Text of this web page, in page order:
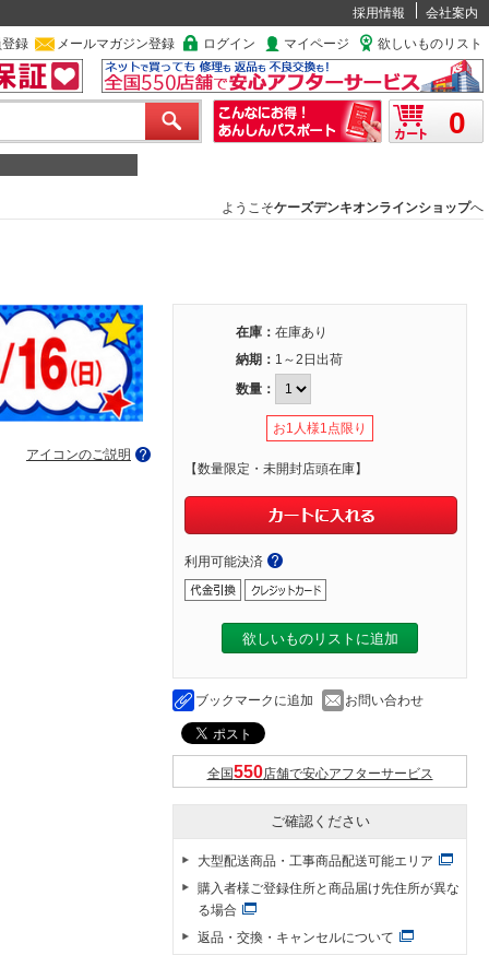
採用情報
会社案内
録 メールマガジン登録 ログイン マイページ 欲しいものリスト
0
ようこそケーズデンキオンラインショップへ
アイコンのご説明
在庫： 在庫あり
納期： 1～2日出荷
数量：
お1人様1点限り
【数量限定・未開封店頭在庫】
利用可能決済
欲しいものリストに追加
ブックマークに追加 お問い合わせ
全国 店舗で安心アフターサービス
ご確認ください
大型配送商品・工事商品配送可能エリア
購入者様ご登録住所と商品届け先住所が異な
る場合
返品・交換・キャンセルについて